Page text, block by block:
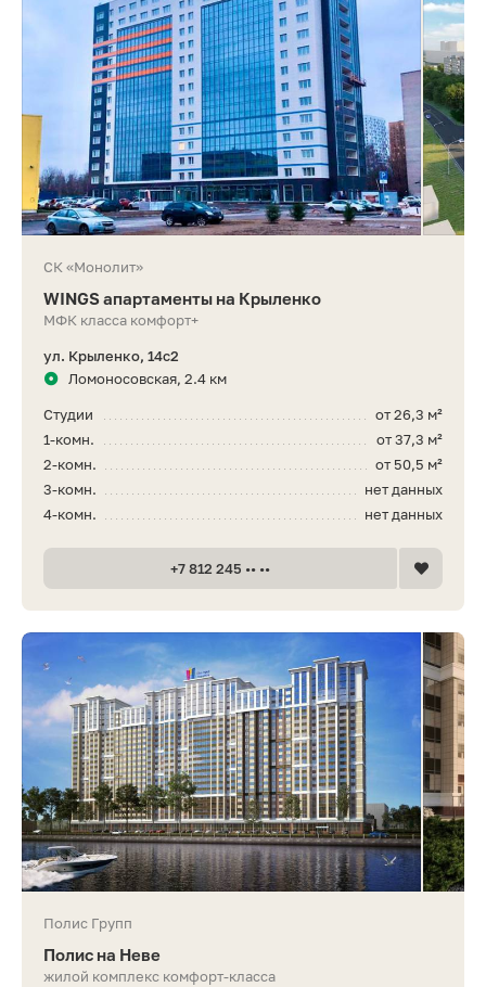
СК «Монолит»
WINGS апартаменты на Крыленко
МФК класса комфорт+
ул. Крыленко, 14с2
Ломоносовская, 2.4 км
от 26,3 м²
Студии
от 37,3 м²
1-комн.
от 50,5 м²
2-комн.
нет данных
3-комн.
нет данных
4-комн.
+7 812 245 •• ••
Полис Групп
Полис на Неве
жилой комплекс комфорт-класса